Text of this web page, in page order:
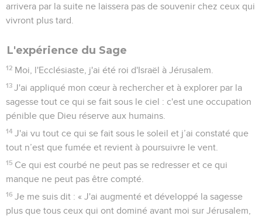
arrivera par la suite ne laissera pas de souvenir chez ceux qui
vivront plus tard.
L'expérience du Sage
12 Moi, l'Ecclésiaste, j'ai été roi d'Israël à Jérusalem.
13 J'ai appliqué mon cœur à rechercher et à explorer par la
sagesse tout ce qui se fait sous le ciel : c'est une occupation
pénible que Dieu réserve aux humains.
14 J'ai vu tout ce qui se fait sous le soleil et j’ai constaté que
tout n’est que fumée et revient à poursuivre le vent.
15 Ce qui est courbé ne peut pas se redresser et ce qui
manque ne peut pas être compté.
16 Je me suis dit : « J'ai augmenté et développé la sagesse
plus que tous ceux qui ont dominé avant moi sur Jérusalem,